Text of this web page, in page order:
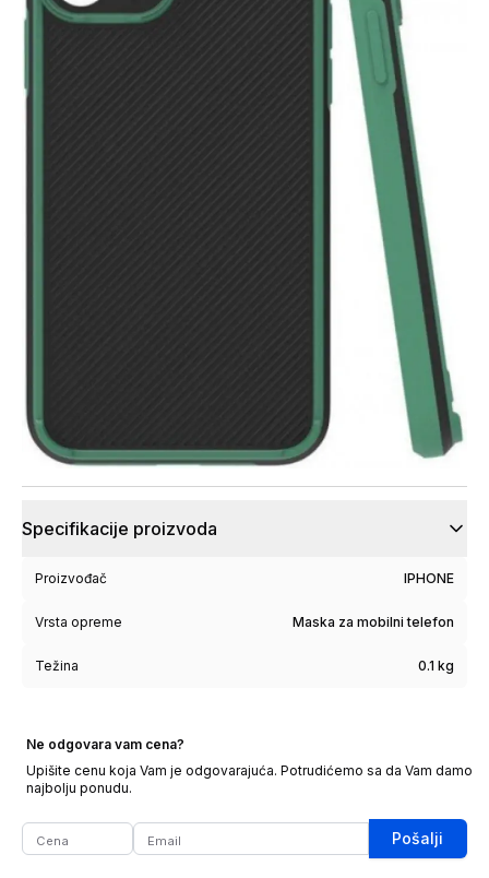
Specifikacije proizvoda
Proizvođač IPHONE
Vrsta opreme Maska za mobilni telefon
Težina 0.1 kg
Ne odgovara vam cena?
Upišite cenu koja Vam je odgovarajuća. Potrudićemo sa da Vam damo
najbolju ponudu.
Pošalji